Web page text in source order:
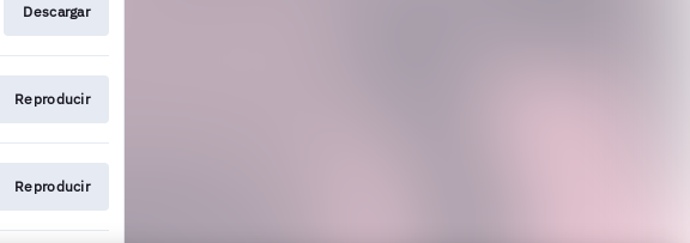
Descargar
Reproducir
Reproducir